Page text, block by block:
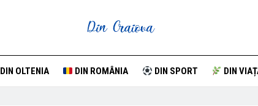
DIN OLTENIA DIN ROMÂNIA DIN SPORT DIN